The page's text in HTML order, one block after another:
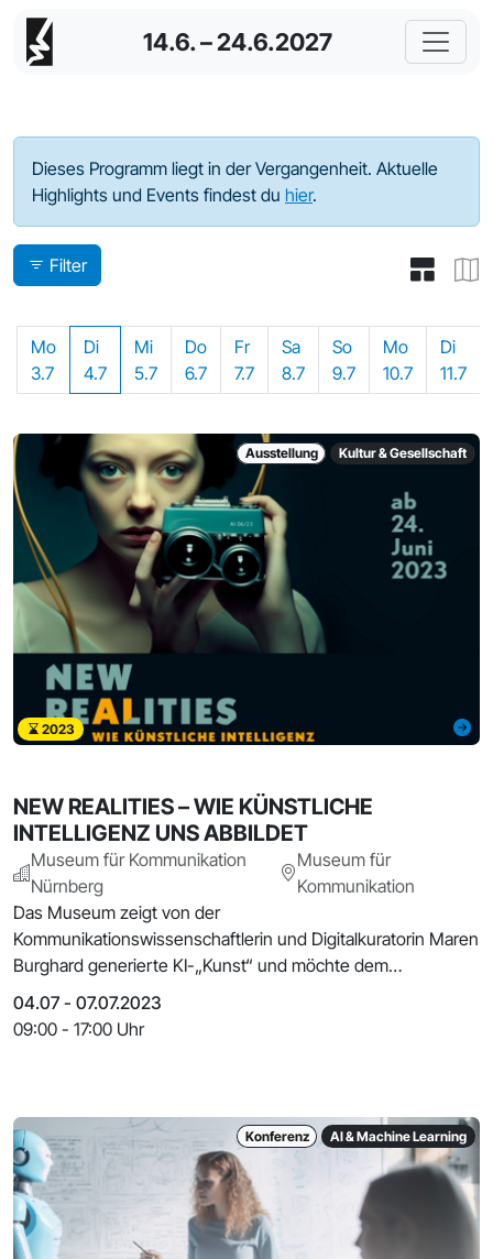
14.6. – 24.6.2027
Programm - 2023
Dieses Programm liegt in der Vergangenheit. Aktuelle
Highlights und Events findest du hier.
Filter
Mo
3.7
Di
4.7
Mi
5.7
Do
6.7
Fr
7.7
Sa
8.7
So
9.7
Mo
10.7
Di
11.7
Ausstellung Kultur & Gesellschaft
2023
NEW REALITIES – WIE KÜNSTLICHE
INTELLIGENZ UNS ABBILDET
Museum für Kommunikation
Nürnberg
Museum für
Kommunikation
Das Museum zeigt von der
Kommunikationswissenschaftlerin und Digitalkuratorin Maren
Burghard generierte KI-„Kunst“ und möchte dem
gemeinsamen Austausch und der
04.07 - 07.07.2023
09:00 - 17:00 Uhr
Konferenz AI & Machine Learning